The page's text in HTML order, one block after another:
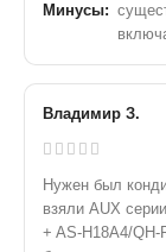
Минусы:
Владимир З.
Нужен был
взяли AUX
+ AS-H18A4/